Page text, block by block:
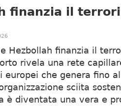
finanzia il
Hezbollah finanzia il
rivela una rete
europei che genera fino
sciita
è diventata una vera e